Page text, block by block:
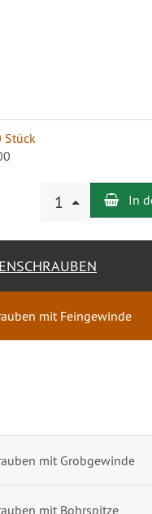
Stück
1 In
mit Feingewinde
mit Grobgewinde
mit Bohrspitze